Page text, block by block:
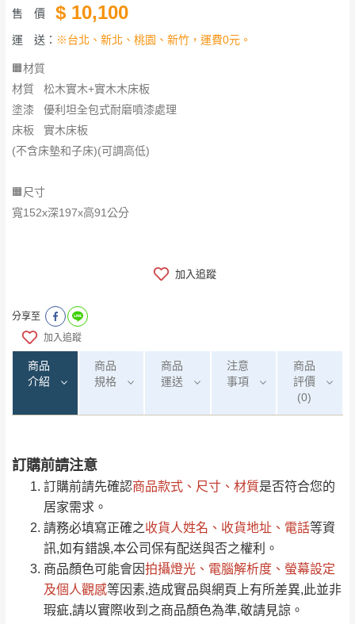
售 價 $ 10,100
運 送： ※台北、新北、桃園、新竹，運費0元。
🟧材質
材質 松木實木+實木木床板
塗漆 優利坦全包式耐磨噴漆處理
床板 實木床板
(不含床墊和子床)(可調高低)
🟧尺寸
寬152x深197x高91公分
加入追蹤
分享至
加入追蹤
商品
介紹
商品
規格
商品
運送
注意
事項
商品
評價
(0)
訂購前請注意
訂購前請先確認商品款式、尺寸、材質是否符合您的
居家需求。
請務必填寫正確之收貨人姓名、收貨地址、電話等資
訊,如有錯誤,本公司保有配送與否之權利。
商品顏色可能會因拍攝燈光、電腦解析度、螢幕設定
及個人觀感等因素,造成實品與網頁上有所差異,此並非
瑕疵,請以實際收到之商品顏色為準,敬請見諒。
運 費 說 明
運送地區 運送費用
偏遠地區
（請先線上詢問 LINE
→@dershin ）
注意事項：
由於品項繁多，網頁無法及時更新，如有需
要購買商品，請於出發前來電或到「官方
Line客服」來信確認商品是否有「現貨」與
「金額」。
若商品價格或庫存有異常，商家有權取消訂
單。部分網路商品恕無法更改原設計或客製，敬請
0/5 (0)筆
全部 依評論高至低排列
依評論低至高排列 只顯示附上圖片
只顯示附上評論